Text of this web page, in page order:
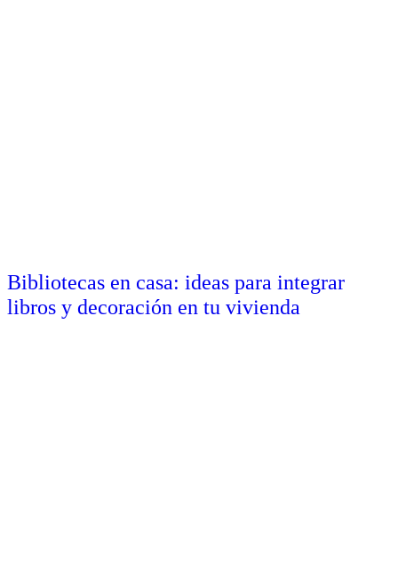
Bibliotecas en casa: ideas para integrar
libros y decoración en tu vivienda